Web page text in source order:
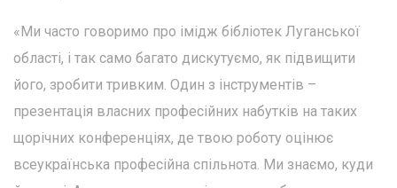
«Ми часто говоримо про імідж бібліотек Луганської
області, і так само багато дискутуємо, як підвищити
його, зробити тривким. Один з інструментів –
презентація власних професійних набутків на таких
щорічних конференціях, де твою роботу оцінює
всеукраїнська професійна спільнота. Ми знаємо, куди